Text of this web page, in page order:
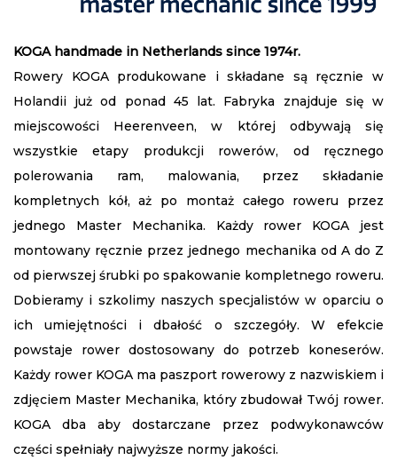
KOGA handmade in Netherlands since 1974r.
Rowery KOGA produkowane i składane są ręcznie w
Holandii już od ponad 45 lat. Fabryka znajduje się w
miejscowości Heerenveen, w której odbywają się
wszystkie etapy produkcji rowerów, od ręcznego
polerowania ram, malowania, przez składanie
kompletnych kół, aż po montaż całego roweru przez
jednego Master Mechanika. Każdy rower KOGA jest
montowany ręcznie przez jednego mechanika od A do Z
od pierwszej śrubki po spakowanie kompletnego roweru.
Dobieramy i szkolimy naszych specjalistów w oparciu o
ich umiejętności i dbałość o szczegóły. W efekcie
powstaje rower dostosowany do potrzeb koneserów.
Każdy rower KOGA ma paszport rowerowy z nazwiskiem i
zdjęciem Master Mechanika, który zbudował Twój rower.
KOGA dba aby dostarczane przez podwykonawców
części spełniały najwyższe normy jakości.